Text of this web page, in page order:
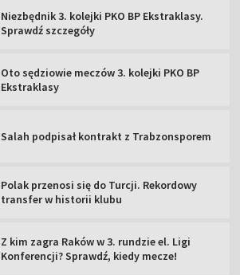
Niezbędnik 3. kolejki PKO BP Ekstraklasy.
Sprawdź szczegóły
Oto sędziowie meczów 3. kolejki PKO BP
Ekstraklasy
Salah podpisał kontrakt z Trabzonsporem
Polak przenosi się do Turcji. Rekordowy
transfer w historii klubu
Z kim zagra Raków w 3. rundzie el. Ligi
Konferencji? Sprawdź, kiedy mecze!